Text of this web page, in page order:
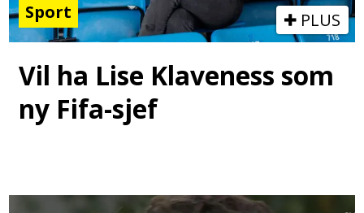
Sport PLUS
Vil ha Lise Klaveness som
ny Fifa-sjef